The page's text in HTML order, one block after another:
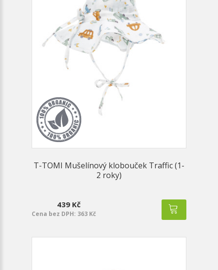
T-TOMI Mušelínový klobouček Traffic (1-
2 roky)
439 Kč
Cena bez DPH: 363 Kč